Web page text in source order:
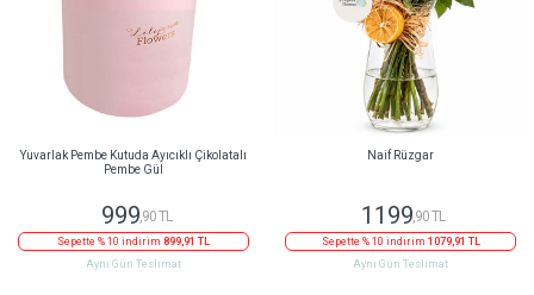
Yuvarlak Pembe Kutuda Ayıcıklı Çikolatalı
Pembe Gül
999,90 TL
Sepette % 10 indirim 899,91 TL
Aynı Gün Teslimat
Naif Rüzgar
1199,90 TL
Sepette % 10 indirim 1079,91 TL
Aynı Gün Teslimat